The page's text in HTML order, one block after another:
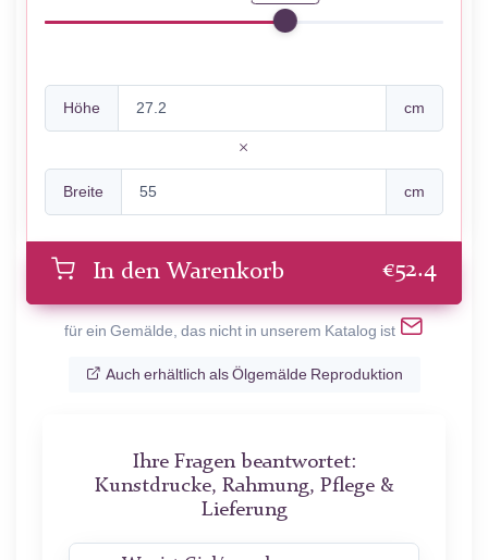
Höhe cm
Breite cm
In den Warenkorb €52.4
für ein Gemälde, das nicht in unserem Katalog ist
Auch erhältlich als Ölgemälde Reproduktion
Ihre Fragen beantwortet:
Kunstdrucke, Rahmung, Pflege &
Lieferung